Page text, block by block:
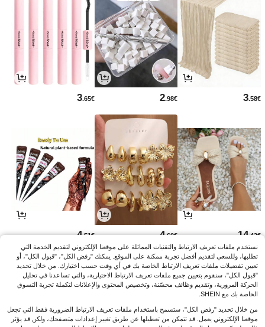
3.58€
2.98€
3.65€
14.42€
4.60€
4.51€
نستخدم ملفات تعريف الارتباط والتقنيات المماثلة على موقعنا الإلكتروني لتقديم الخدمة التي
تطلبها، وللسعي لتقديم أفضل تجربة ممكنة على الموقع. يمكنك "رفض الكل"، "قبول الكل"، أو
تعيين تفضيلات ملفات تعريف الارتباط الخاصة بك في أي وقت حسب اختيارك. من خلال تحديد
"قبول الكل"، سنقوم بتعيين جميع ملفات تعريف الارتباط الاختيارية، والتي تساعدنا في تحليل
الحركة المرورية، وتقديم وظائف محسّنة، وتخصيص المحتوى والإعلانات لتكملة تجربة التسوق
الخاصة بك مع SHEIN.
من خلال تحديد "رفض الكل"، ستسمح باستخدام ملفات تعريف الارتباط الضرورية فقط التي تجعل
موقعنا الإلكتروني يعمل. قد تتمكن من تعطيلها عن طريق تغيير إعدادات متصفحك، ولكن قد يؤثر